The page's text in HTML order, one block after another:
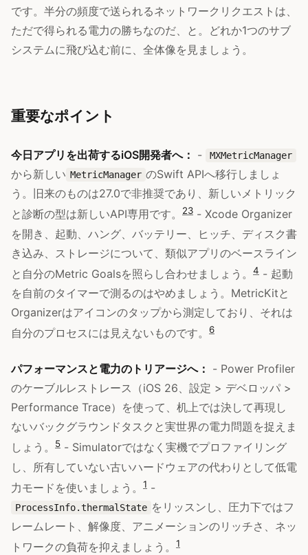
です。半分の頻度で送られるネットワークリクエストは、
ただで得られる電力の勝ちなのだ、と。どれか1つのサブ
システムに飛び込む前に、全体像を見ましょう。
重要なポイント
今日アプリを出荷するiOS開発者へ： - MXMetricManager
から新しい MetricManager のSwift APIへ移行しましょ
う。旧来のものは27.0で非推奨であり、新しいメトリック
と診断の型は新しいAPI専用です。
23 - Xcode Organizer
を開き、起動、ハング、バッテリー、ヒッチ、ディスク書
き込み、ストレージについて、類似アプリのベースライン
と自分のMetric Goalsを照らし合わせましょう。
4 - 起動
を自前のタイマーで測るのはやめましょう。MetricKitと
Organizerはアイコンのタップから測定しており、それは
自分のプロセスには見えないものです。
6
パフォーマンスと電力のトリアージへ： - Power Profiler
のケーブルレストレース（iOS 26、設定 > デベロッパ >
Performance Trace）を使って、机上では決して再現し
ないバックグラウンドタスクと実世界の電力問題を捉えま
しょう。
5 - Simulatorではなく実機でプロファイリング
し、所有していない古いハードウェアの代わりとして低電
力モードを使いましょう。
1 -
ProcessInfo.thermalState をリッスンし、圧力下ではフ
レームレート、解像度、アニメーションのリッチさ、ネッ
トワークの負荷を抑えましょう。
1